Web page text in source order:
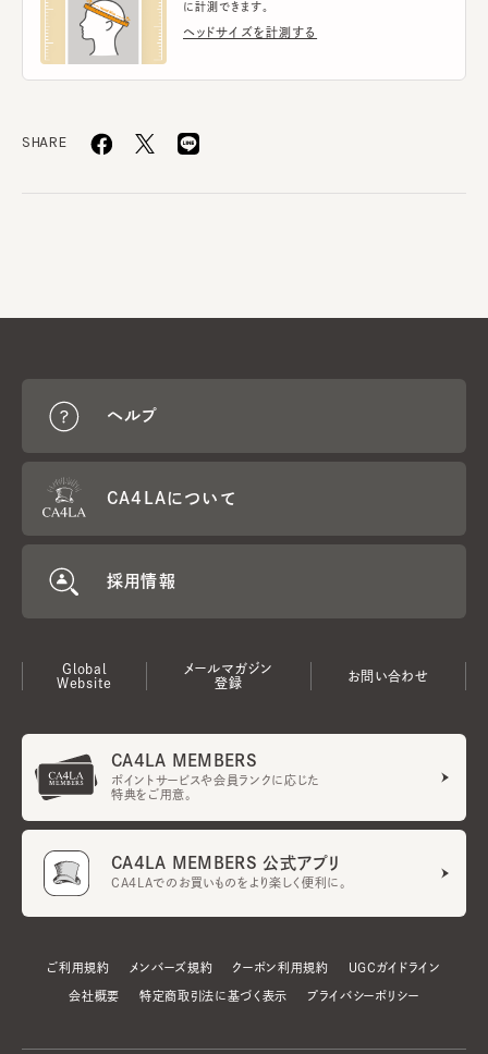
に計測できます。
ヘッドサイズを計測する
SHARE
ヘルプ
CA4LAについて
採用情報
Global
Website
メールマガジン
登録
お問い合わせ
CA4LA MEMBERS
ポイントサービスや会員ランクに応じた
特典をご用意。
CA4LA MEMBERS 公式アプリ
CA4LAでのお買いものをより楽しく便利に。
ご利用規約 メンバーズ規約 クーポン利用規約 UGCガイドライン
会社概要 特定商取引法に基づく表示 プライバシーポリシー